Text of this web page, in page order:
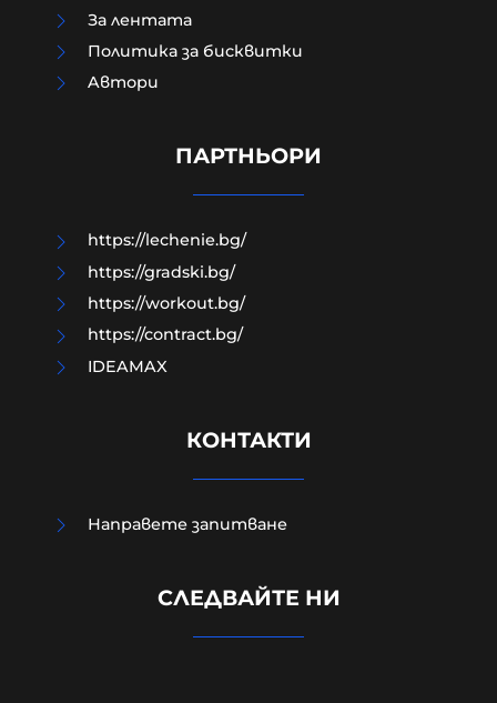
Украйна, не е ясно какво следва
Първите изпълнителни заповеди
За лентата
Политика за бисквитки
Aвтори
ПАРТНЬОРИ
https://lechenie.bg/
https://gradski.bg/
https://workout.bg/
https://contract.bg/
IDEAMAX
КОНТАКТИ
Направете запитване
СЛЕДВАЙТЕ НИ